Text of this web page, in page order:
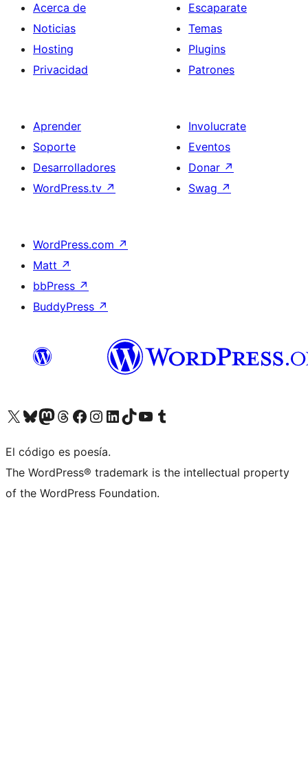
Acerca de
Noticias
Hosting
Privacidad
Escaparate
Temas
Plugins
Patrones
Aprender
Soporte
Desarrolladores
WordPress.tv ↗
Involucrate
Eventos
Donar ↗
Swag ↗
WordPress.com ↗
Matt ↗
bbPress ↗
BuddyPress ↗
Visitá nuestra cuenta de X (anteriormente Twitter)
Visitá nuestra cuenta de Bluesky
Visitá nuestra cuenta de Mastodon
Visitá nuestra cuenta de Threads
Visitá nuestra página de Facebook
Visitá nuestra cuenta de Instagram
Visitá nuestra cuenta de LinkedIn
Visitá nuestra cuenta de TikTok
Visitá nuestro canal de YouTube
Visitá nuestra cuenta de Tumblr
El código es poesía.
The WordPress® trademark is the intellectual property
of the WordPress Foundation.